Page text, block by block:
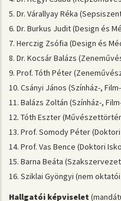
5. Dr. Várallyay Réka
6. Dr. Burkus Judit (Design és
7. Herczig Zsófia (Design és
8. Dr. Kocsár Balázs
9. Prof. Tóth Péter
10. Csányi János (Színház-,
11. Balázs Zoltán (Színház-,
12. Tóth Eszter
13. Prof. Somody Péter
14. Prof. Vas Bence (Doktori
15. Barna Beáta
16. Sziklai Gyöngyi (nem
Hallgatói képviselet